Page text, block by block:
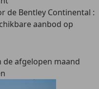
de Bentley Continental :
aanbod op
de afgelopen maand